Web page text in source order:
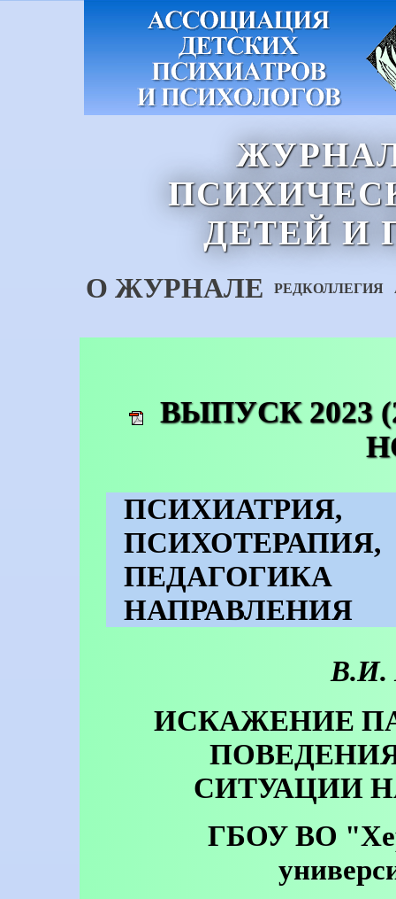
ДЕТЕЙ И
О ЖУРНАЛЕ РЕДКОЛЛЕГИЯ
ВЫПУСК 2023
НАПРАВЛЕНИЯ
В.И.
ИСКАЖЕНИЕ
СИТУАЦИИ
ГБОУ ВО